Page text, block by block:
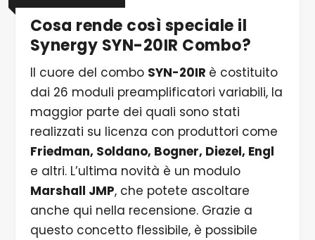
Cosa rende così speciale il
Synergy SYN-20IR Combo?
Il cuore del combo SYN-20IR è costituito
dai 26 moduli preamplificatori variabili, la
maggior parte dei quali sono stati
realizzati su licenza con produttori come
Friedman, Soldano, Bogner, Diezel, Engl
e altri. L’ultima novità è un modulo
Marshall JMP, che potete ascoltare
anche qui nella recensione. Grazie a
questo concetto flessibile, è possibile